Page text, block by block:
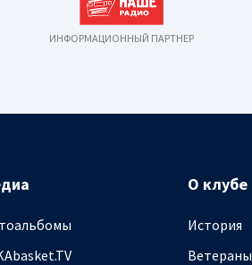
ИНФОРМАЦИОННЫЙ ПАРТНЕР
О клубе
История
Ветераны